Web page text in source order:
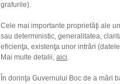
grafurile).
Cele mai importante proprietăţi ale
sau deterministic, generalitatea,
eficienţa, existenţa unor intrări
Mai multe detalii, aici.
În dorinţa Guvernului Boc de a mări